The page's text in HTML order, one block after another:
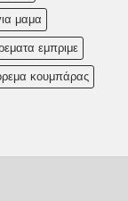
μαμα
εμπριμε
κουμπάρας